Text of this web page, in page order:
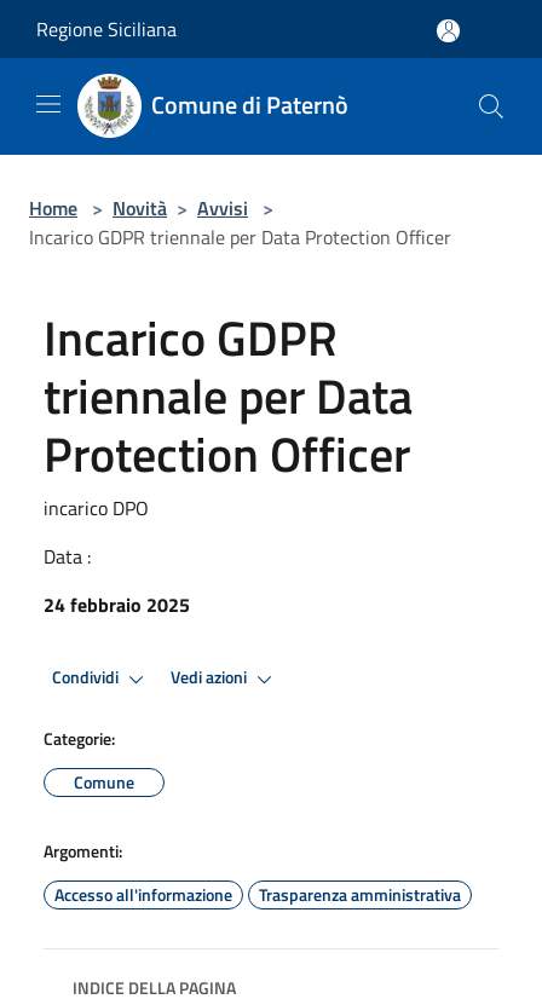
Regione Siciliana
Comune di Paternò
Home > Novità > Avvisi >
Incarico GDPR triennale per Data Protection Officer
Incarico GDPR
triennale per Data
Protection Officer
incarico DPO
Data :
24 febbraio 2025
Condividi Vedi azioni
Categorie:
Comune
Argomenti:
Accesso all'informazione
Trasparenza amministrativa
INDICE DELLA PAGINA